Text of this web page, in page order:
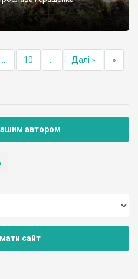
10 Далі » »
автором
сайт